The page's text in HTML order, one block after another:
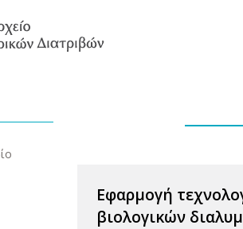
Εφαρμογή
βιολογικών